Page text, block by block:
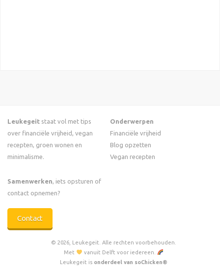
Leukegeit staat vol met tips
over financiële vrijheid, vegan
recepten, groen wonen en
minimalisme.
Samenwerken , iets opsturen of
contact opnemen?
Contact
Onderwerpen
Financiële vrijheid
Blog opzetten
Vegan recepten
© 2026, Leukegeit. Alle rechten voorbehouden.
Met
vanuit Delft voor iedereen.
Leukegeit is onderdeel van soChicken®